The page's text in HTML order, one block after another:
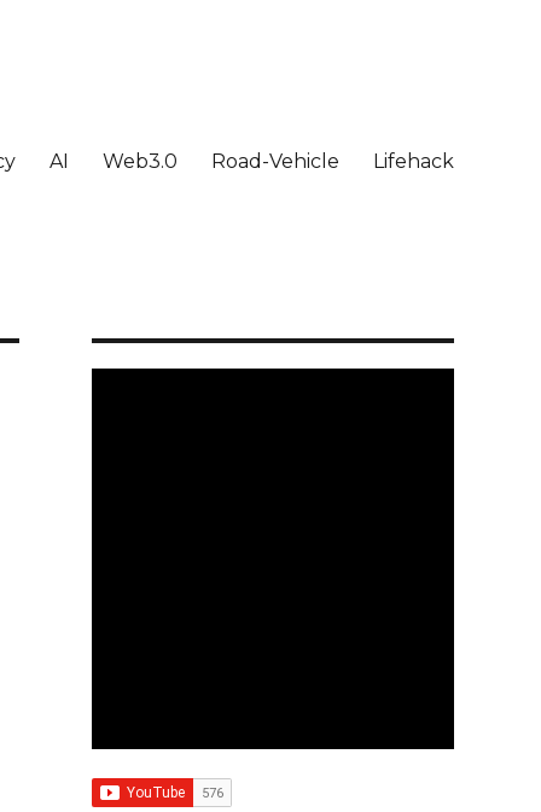
AI Web3.0 Road-Vehicle Lifehack